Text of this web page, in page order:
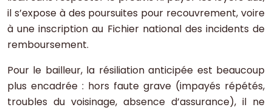
il s’expose à des poursuites pour recouvrement, voire
à une inscription au Fichier national des incidents de
remboursement.
Pour le bailleur, la résiliation anticipée est beaucoup
plus encadrée : hors faute grave (impayés répétés,
troubles du voisinage, absence d’assurance), il ne